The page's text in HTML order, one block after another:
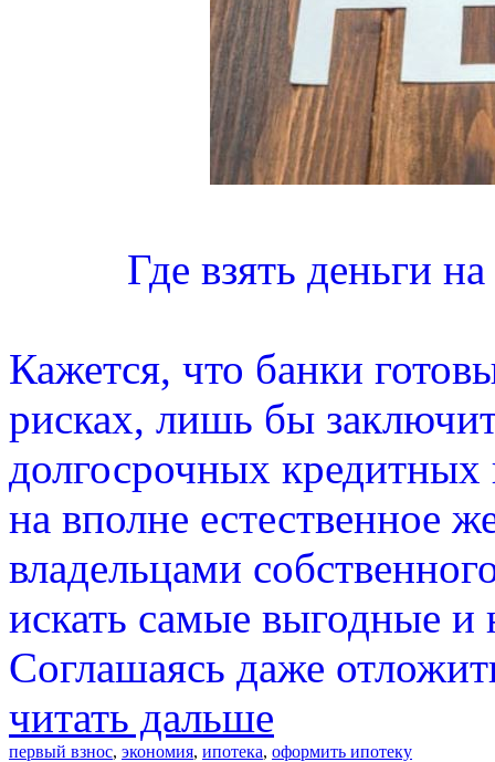
Где взять деньги
Кажется, что банки
рисках, лишь бы
долгосрочных кредитных
на вполне естественное
владельцами
искать самые выгодные
Соглашаясь даже
читать дальше
первый взнос, экономия, ипотека, оформить ипотеку